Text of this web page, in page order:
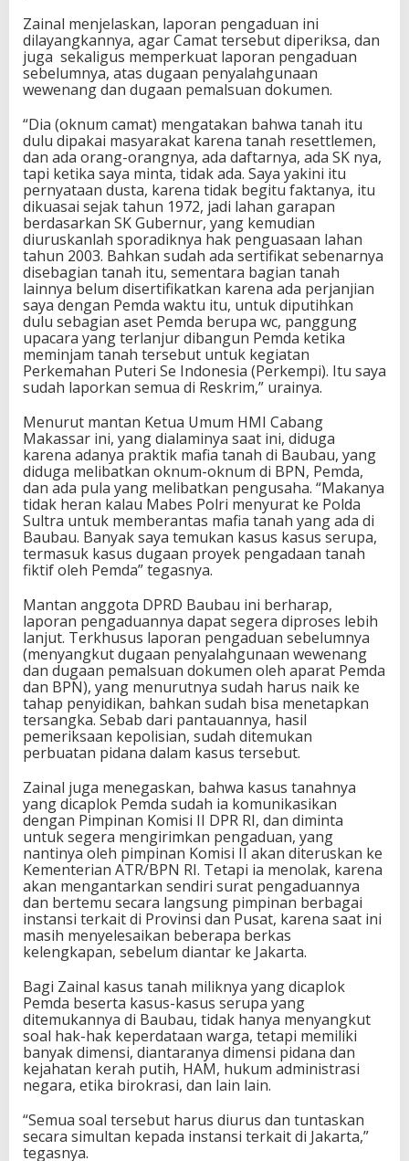
Zainal menjelaskan, laporan pengaduan ini
dilayangkannya, agar Camat tersebut diperiksa, dan
juga sekaligus memperkuat laporan pengaduan
sebelumnya, atas dugaan penyalahgunaan
wewenang dan dugaan pemalsuan dokumen.
“Dia (oknum camat) mengatakan bahwa tanah itu
dulu dipakai masyarakat karena tanah resettlemen,
dan ada orang-orangnya, ada daftarnya, ada SK nya,
tapi ketika saya minta, tidak ada. Saya yakini itu
pernyataan dusta, karena tidak begitu faktanya, itu
dikuasai sejak tahun 1972, jadi lahan garapan
berdasarkan SK Gubernur, yang kemudian
diuruskanlah sporadiknya hak penguasaan lahan
tahun 2003. Bahkan sudah ada sertifikat sebenarnya
disebagian tanah itu, sementara bagian tanah
lainnya belum disertifikatkan karena ada perjanjian
saya dengan Pemda waktu itu, untuk diputihkan
dulu sebagian aset Pemda berupa wc, panggung
upacara yang terlanjur dibangun Pemda ketika
meminjam tanah tersebut untuk kegiatan
Perkemahan Puteri Se Indonesia (Perkempi). Itu saya
sudah laporkan semua di Reskrim,” urainya.
Menurut mantan Ketua Umum HMI Cabang
Makassar ini, yang dialaminya saat ini, diduga
karena adanya praktik mafia tanah di Baubau, yang
diduga melibatkan oknum-oknum di BPN, Pemda,
dan ada pula yang melibatkan pengusaha. “Makanya
tidak heran kalau Mabes Polri menyurat ke Polda
Sultra untuk memberantas mafia tanah yang ada di
Baubau. Banyak saya temukan kasus kasus serupa,
termasuk kasus dugaan proyek pengadaan tanah
fiktif oleh Pemda” tegasnya.
Mantan anggota DPRD Baubau ini berharap,
laporan pengaduannya dapat segera diproses lebih
lanjut. Terkhusus laporan pengaduan sebelumnya
(menyangkut dugaan penyalahgunaan wewenang
dan dugaan pemalsuan dokumen oleh aparat Pemda
dan BPN), yang menurutnya sudah harus naik ke
tahap penyidikan, bahkan sudah bisa menetapkan
tersangka. Sebab dari pantauannya, hasil
pemeriksaan kepolisian, sudah ditemukan
perbuatan pidana dalam kasus tersebut.
Zainal juga menegaskan, bahwa kasus tanahnya
yang dicaplok Pemda sudah ia komunikasikan
dengan Pimpinan Komisi II DPR RI, dan diminta
untuk segera mengirimkan pengaduan, yang
nantinya oleh pimpinan Komisi II akan diteruskan ke
Kementerian ATR/BPN RI. Tetapi ia menolak, karena
akan mengantarkan sendiri surat pengaduannya
dan bertemu secara langsung pimpinan berbagai
instansi terkait di Provinsi dan Pusat, karena saat ini
masih menyelesaikan beberapa berkas
kelengkapan, sebelum diantar ke Jakarta.
Bagi Zainal kasus tanah miliknya yang dicaplok
Pemda beserta kasus-kasus serupa yang
ditemukannya di Baubau, tidak hanya menyangkut
soal hak-hak keperdataan warga, tetapi memiliki
banyak dimensi, diantaranya dimensi pidana dan
kejahatan kerah putih, HAM, hukum administrasi
negara, etika birokrasi, dan lain lain.
“Semua soal tersebut harus diurus dan tuntaskan
secara simultan kepada instansi terkait di Jakarta,”
tegasnya.